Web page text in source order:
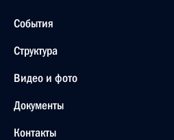
События
Структура
Видео и фото
Документы
Контакты